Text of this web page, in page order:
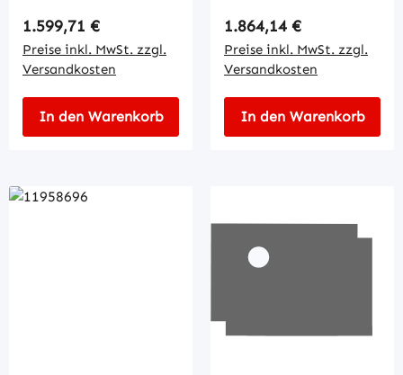
Regulärer Preis:
1.599,71 €
Preise inkl. MwSt. zzgl.
Versandkosten
In den Warenkorb
Regulärer Preis:
1.864,14 €
Preise inkl. MwSt. zzgl.
Versandkosten
In den Warenkorb